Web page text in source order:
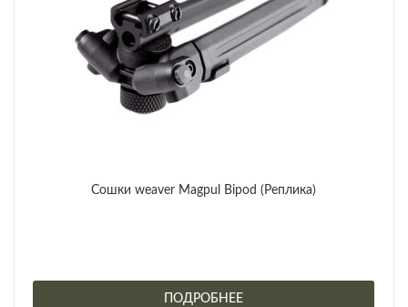
Сошки weaver Magpul Bipod (Реплика)
ПОДРОБНЕЕ